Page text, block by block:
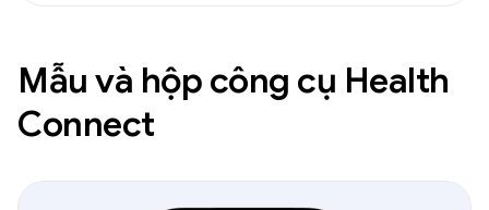
Mẫu và hộp công cụ Health
Connect